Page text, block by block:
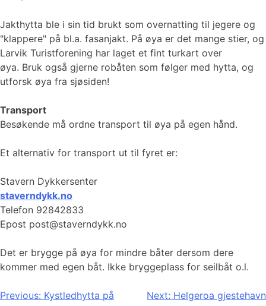
Jakthytta ble i sin tid brukt som overnatting til jegere og
"klappere" på bl.a. fasanjakt. På øya er det mange stier, og
Larvik Turistforening har laget et fint turkart over
øya. Bruk også gjerne robåten som følger med hytta, og
utforsk øya fra sjøsiden!
Transport
Besøkende må ordne transport til øya på egen hånd.
Et alternativ for transport ut til fyret er:
Stavern Dykkersenter
staverndykk.no
Telefon 92842833
Epost post@staverndykk.no
Det er brygge på øya for mindre båter dersom dere
kommer med egen båt. Ikke bryggeplass for seilbåt o.l.
Innleggsnavigasjon
Previous: Kystledhytta på
Next: Helgeroa gjestehavn